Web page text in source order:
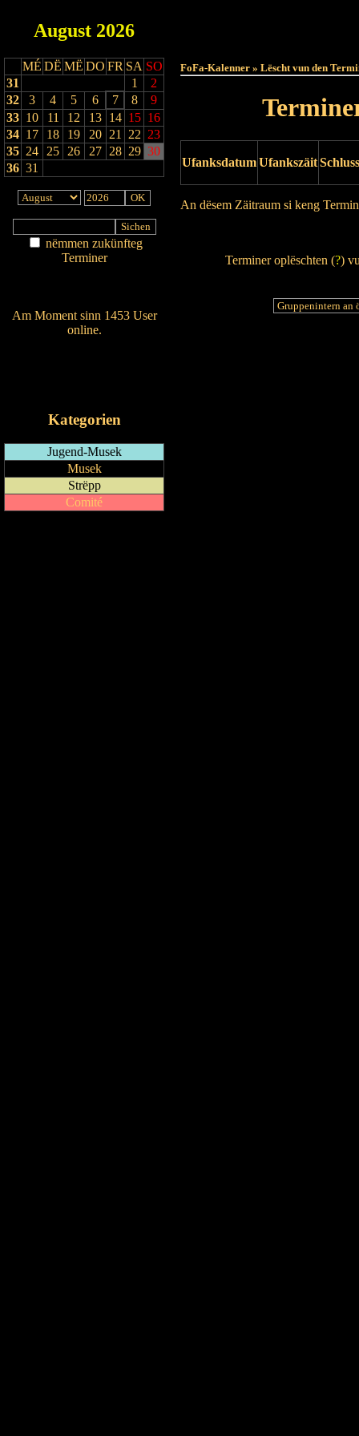
August 2026
MÉ DË MË DO FR SA SO
31
1
2
32
3 4 5 6 7 8
9
33 10 11 12 13 14 15 16
34 17 18 19 20 21 22 23
35 24 25 26 27 28 29 30
36 31
nëmmen zukünfteg
Terminer
Am Moment sinn 1453 User
online.
Kategorien
Jugend-Musek
Musek
Strëpp
Comité
FoFa-Kalenner » Lëscht vun den
UfanksdatumUfankszäit
An dësem Zäitraum si keng
Terminer oplëschten (?)